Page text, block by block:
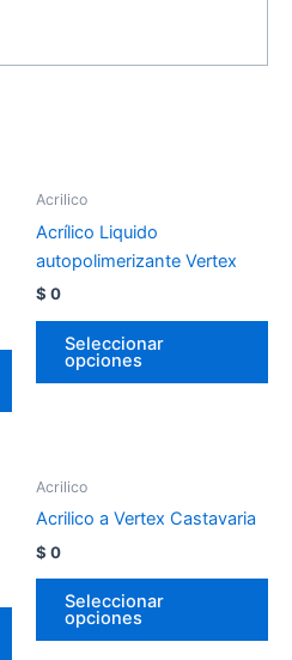
Acrilico
Acrílico Liquido
autopolimerizante Vertex
$ 0
Seleccionar
opciones
Acrilico
Acrilico a Vertex Castavaria
$ 0
Seleccionar
opciones